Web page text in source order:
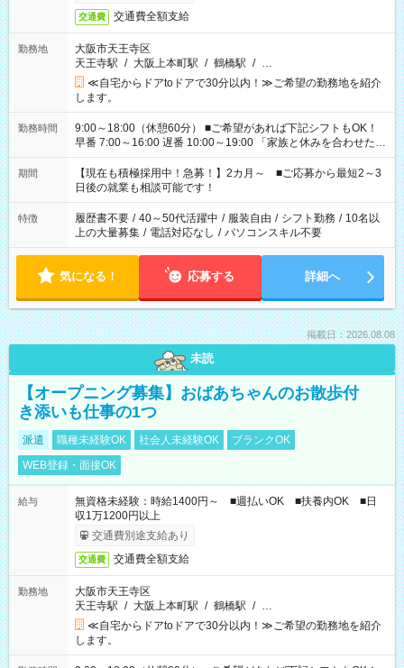
交通費 交通費全額支給
勤務地
大阪市天王寺区
天王寺駅 / 大阪上本町駅 / 鶴橋駅 / …
≪自宅からドアtoドアで30分以内！≫ご希望の勤務地を紹介
します。
勤務時間
9:00～18:00（休憩60分） ■ご希望があれば下記シフトもOK！
早番 7:00～16:00 遅番 10:00～19:00 「家族と休みを合わせた
い」 「余裕を持って夕飯の準備がしたい」 「できれば残業はし
たくない」 など、ご希望を教えてくださいね。 ※Wワーク希望
の方へ 今ご覧のお仕事で希望する勤務時間と、もう1つのお仕事
の勤務時間。 合計で週40時間を超える場合は応募できません。
期間
【現在も積極採用中！急募！】2カ月～ ■ご応募から最短2～3
日後の就業も相談可能です！
特徴 履歴書不要 / 40～50代活躍中 / 服装自由 / シフト勤務 / 10名以
上の大量募集 / 電話対応なし / パソコンスキル不要
気になる！ 応募する 詳細へ
掲載日：2026.08.08
未読
【オープニング募集】おばあちゃんのお散歩付
き添いも仕事の1つ
派遣 職種未経験OK 社会人未経験OK
ブランクOK
WEB登録・面接OK
給与
無資格未経験：時給1400円～ ■週払いOK ■扶養内OK ■日
収1万1200円以上
交通費別途支給あり
交通費 交通費全額支給
勤務地
大阪市天王寺区
天王寺駅 / 大阪上本町駅 / 鶴橋駅 / …
≪自宅からドアtoドアで30分以内！≫ご希望の勤務地を紹介
します。